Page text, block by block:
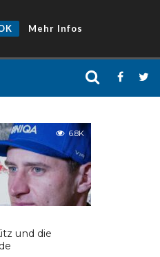
Mehr Infos
6.8K
und die